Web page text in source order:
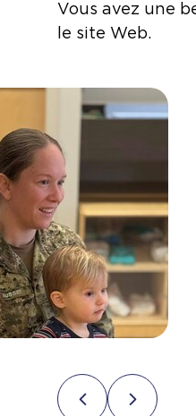
Vous avez une
le site Web.
share/p/